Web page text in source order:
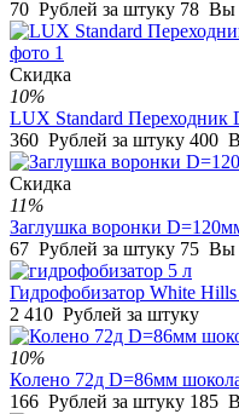
70 Рублей за штуку 78 Вы
Скидка
10%
LUX Standard
360 Рублей за штуку 400
Скидка
11%
Заглушка воронки
67 Рублей за штуку 75 Вы
Гидрофобизатор White
2 410 Рублей за штуку
10%
Колено 72д D=86мм
166 Рублей за штуку 185